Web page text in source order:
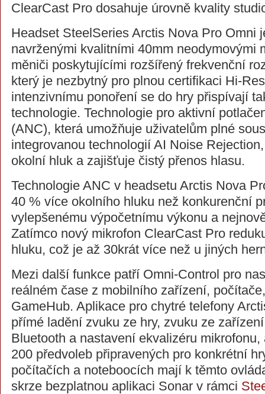
ClearCast Pro dosahuje úrovně kvality
Headset SteelSeries Arctis Nova Pro Omni
navrženými kvalitními 40mm neodymovými
měniči poskytujícími rozšířený frekvenční
který je nezbytný pro plnou certifikaci Hi-
intenzivnímu ponoření se do hry přispívají
technologie. Technologie pro aktivní
(ANC), která umožňuje uživatelům plné
integrovanou technologií AI Noise
okolní hluk a zajišťuje čistý přenos hlasu.
Technologie ANC v headsetu Arctis Nova
40 % více okolního hluku než konkurenční
vylepšenému výpočetnímu výkonu a
Zatímco nový mikrofon ClearCast Pro
hluku, což je až 30krát více než u jiných
Mezi další funkce patří Omni-Control pro
reálném čase z mobilního zařízení,
GameHub. Aplikace pro chytré telefony
přímé ladění zvuku ze hry, zvuku ze
Bluetooth a nastavení ekvalizéru
200 předvoleb připravených pro konkrétní
počítačích a noteboocích mají k těmto
skrze bezplatnou aplikaci Sonar v rámci